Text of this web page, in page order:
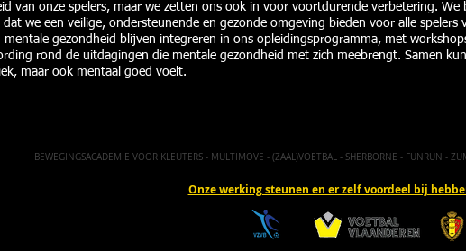
van onze spelers, maar we zetten ons ook in voor voortdurende verbetering.
we een veilige, ondersteunende en gezonde omgeving bieden voor alle spelers
mentale gezondheid blijven integreren in ons opleidingsprogramma, met
rond de uitdagingen die mentale gezondheid met zich meebrengt. Samen
maar ook mentaal goed voelt.
BEWEGINGSACADEMIE VOOR KLEUTERS - MULTIMOVE - (ZAAL)VOETBAL - SHERBORNE - FUNRUN -
Onze werking steunen en er zelf voordeel bij